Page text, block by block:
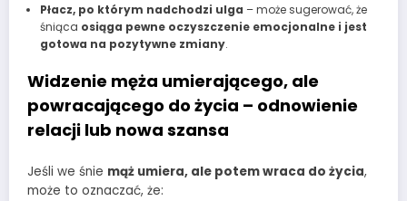
Płacz, po którym nadchodzi ulga – może sugerować, że
śniąca osiąga pewne oczyszczenie emocjonalne i jest
gotowa na pozytywne zmiany.
Widzenie męża umierającego, ale
powracającego do życia – odnowienie
relacji lub nowa szansa
Jeśli we śnie mąż umiera, ale potem wraca do życia,
może to oznaczać, że: